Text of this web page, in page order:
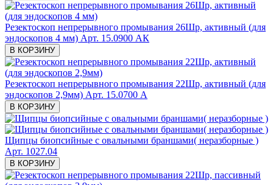
Резектоскоп непрерывного промывания 26Шр, активный (для
эндоскопов 4 мм) Арт. 15.0900 АК
В КОРЗИНУ
Резектоскоп непрерывного промывания 22Шр, активный (для
эндоскопов 2,9мм) Арт. 15.0700 А
В КОРЗИНУ
Щипцы биопсийные с овальными браншами( неразборные )
Арт. 1027.04
В КОРЗИНУ